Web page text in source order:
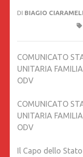
DI BIAGIO
COMUNICATO
UNITARIA
ODV
COMUNICATO
UNITARIA
ODV
Il Capo dello